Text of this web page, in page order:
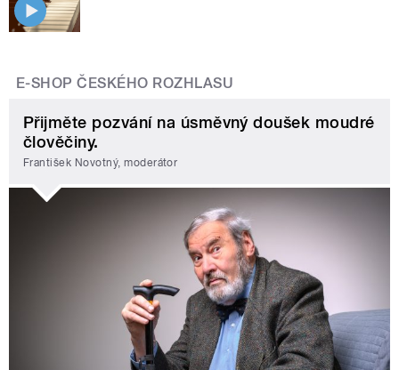
E-SHOP ČESKÉHO ROZHLASU
Přijměte pozvání na úsměvný doušek moudré
člověčiny.
František Novotný, moderátor